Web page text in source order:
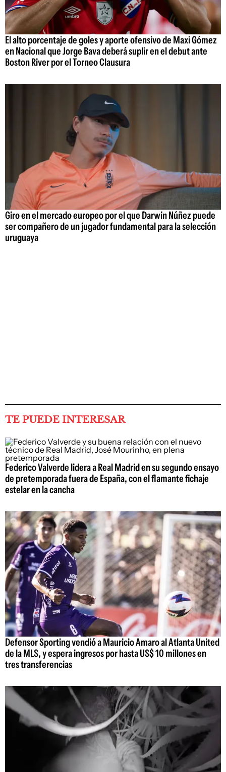
El alto porcentaje de goles y aporte ofensivo de Maxi Gómez
en Nacional que Jorge Bava deberá suplir en el debut ante
Boston River por el Torneo Clausura
Giro en el mercado europeo por el que Darwin Núñez puede
ser compañero de un jugador fundamental para la selección
uruguaya
TE PUEDE INTERESAR
Federico Valverde lidera a Real Madrid en su segundo ensayo
de pretemporada fuera de España, con el flamante fichaje
estelar en la cancha
Defensor Sporting vendió a Mauricio Amaro al Atlanta United
de la MLS, y espera ingresos por hasta US$ 10 millones en
tres transferencias